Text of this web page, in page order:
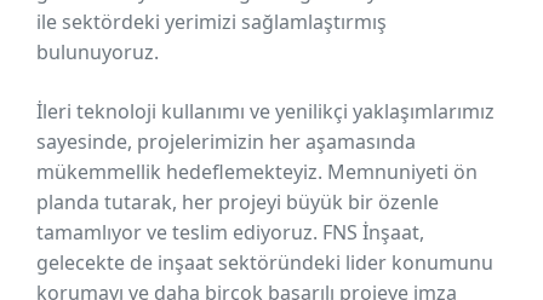
ile sektördeki yerimizi sağlamlaştırmış
bulunuyoruz.
İleri teknoloji kullanımı ve yenilikçi yaklaşımlarımız
sayesinde, projelerimizin her aşamasında
mükemmellik hedeflemekteyiz. Memnuniyeti ön
planda tutarak, her projeyi büyük bir özenle
tamamlıyor ve teslim ediyoruz. FNS İnşaat,
gelecekte de inşaat sektöründeki lider konumunu
korumayı ve daha birçok başarılı projeye imza